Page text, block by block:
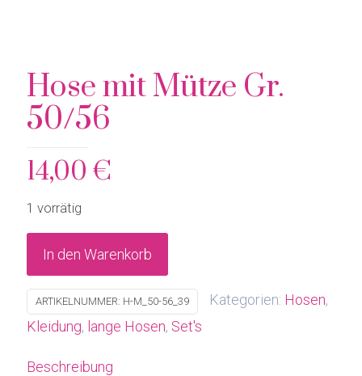
Hose mit Mütze Gr.
50/56
14,00 €
1 vorrätig
In den Warenkorb
ARTIKELNUMMER: H-M_50-56_39 Kategorien: Hosen,
Kleidung, lange Hosen, Set's
Beschreibung